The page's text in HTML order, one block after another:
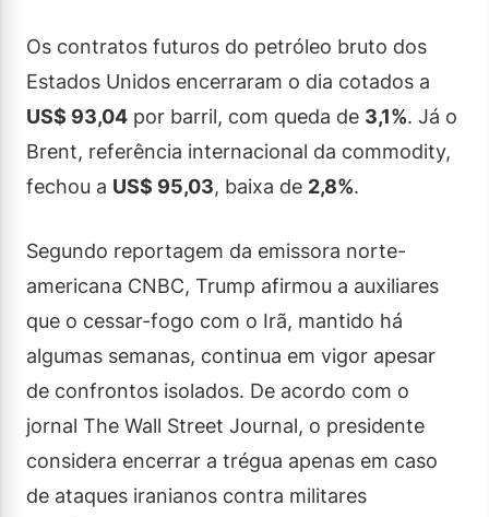
Os contratos futuros do petróleo bruto dos
Estados Unidos encerraram o dia cotados a
US$ 93,04 por barril, com queda de 3,1%. Já o
Brent, referência internacional da commodity,
fechou a US$ 95,03, baixa de 2,8%.
Segundo reportagem da emissora norte-
americana CNBC, Trump afirmou a auxiliares
que o cessar-fogo com o Irã, mantido há
algumas semanas, continua em vigor apesar
de confrontos isolados. De acordo com o
jornal The Wall Street Journal, o presidente
considera encerrar a trégua apenas em caso
de ataques iranianos contra militares